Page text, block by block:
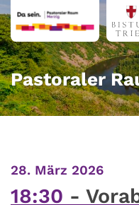
Zum Inhalt springen
Pastoraler
28. März 2026:
18:30